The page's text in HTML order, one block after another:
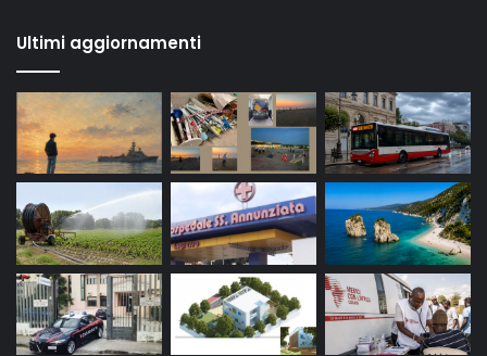
Ultimi aggiornamenti